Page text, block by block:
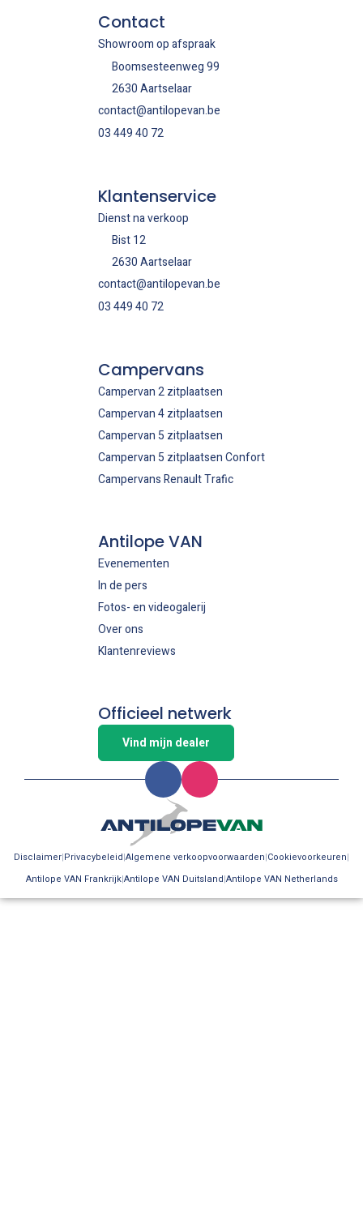
Contact
Showroom op afspraak
Boomsesteenweg 99
2630 Aartselaar
contact@antilopevan.be
03 449 40 72
Klantenservice
Dienst na verkoop
Bist 12
2630 Aartselaar
contact@antilopevan.be
03 449 40 72
Campervans
Campervan 2 zitplaatsen
Campervan 4 zitplaatsen
Campervan 5 zitplaatsen
Campervan 5 zitplaatsen Confort
Campervans Renault Trafic
Antilope VAN
Evenementen
In de pers
Fotos- en videogalerij
Over ons
Klantenreviews
Officieel netwerk
Vind mijn dealer
Disclaimer Privacybeleid Algemene verkoopvoorwaarden Cookievoorkeuren
Antilope VAN Frankrijk Antilope VAN Duitsland Antilope VAN Netherlands